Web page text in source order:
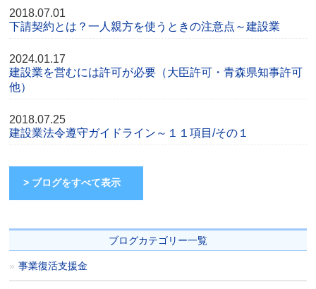
2018.07.01
下請契約とは？一人親方を使うときの注意点～建設業
2024.01.17
建設業を営むには許可が必要（大臣許可・青森県知事許可
他）
2018.07.25
建設業法令遵守ガイドライン～１１項目/その１
> ブログをすべて表示
ブログカテゴリー一覧
事業復活支援金